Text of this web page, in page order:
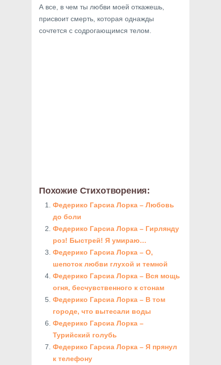
А все, в чем ты любви моей откажешь,
присвоит смерть, которая однажды
сочтется с содрогающимся телом.
Похожие Стихотворения:
Федерико Гарсиа Лорка – Любовь
до боли
Федерико Гарсиа Лорка – Гирлянду
роз! Быстрей! Я умираю…
Федерико Гарсиа Лорка – О,
шепоток любви глухой и темной
Федерико Гарсиа Лорка – Вся мощь
огня, бесчувственного к стонам
Федерико Гарсиа Лорка – В том
городе, что вытесали воды
Федерико Гарсиа Лорка –
Турийский голубь
Федерико Гарсиа Лорка – Я прянул
к телефону